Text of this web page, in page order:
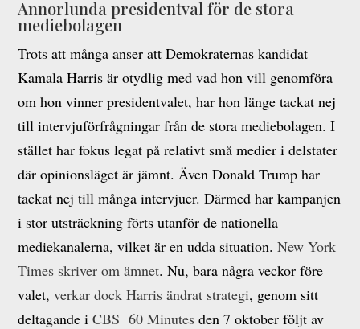
Annorlunda presidentval för de stora
mediebolagen
Trots att många anser att Demokraternas kandidat
Kamala Harris är otydlig med vad hon vill genomföra
om hon vinner presidentvalet, har hon länge tackat nej
till intervjuförfrågningar från de stora mediebolagen. I
stället har fokus legat på relativt små medier i delstater
där opinionsläget är jämnt. Även Donald Trump har
tackat nej till många intervjuer. Därmed har kampanjen
i stor utsträckning förts utanför de nationella
mediekanalerna, vilket är en udda situation.New York
Times skriver om ämnet. Nu, bara några veckor före
valet,verkar dock Harris ändrat strategi, genom sitt
deltagande iCBS 60 Minutes den 7 oktober följt av